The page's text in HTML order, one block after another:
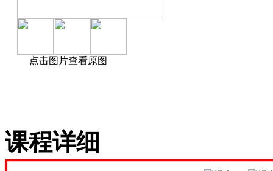
点击图片查看原图
课程详细